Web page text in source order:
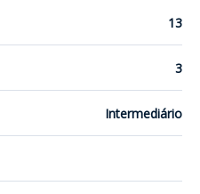
13
3
Intermediário